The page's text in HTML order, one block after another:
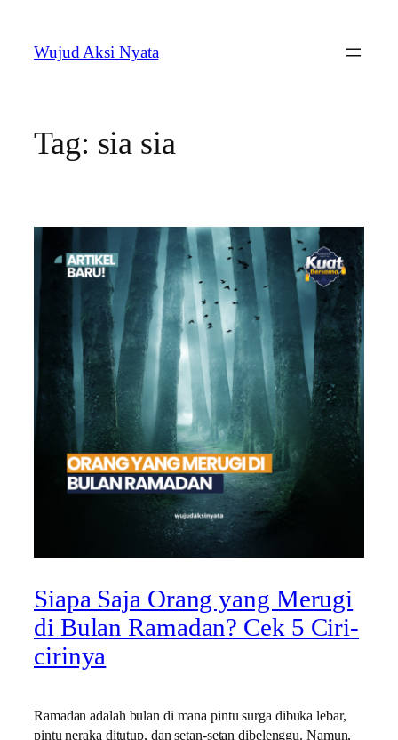
content
Wujud Aksi Nyata
Tag: sia sia
Siapa Saja Orang yang Merugi
di Bulan Ramadan? Cek 5 Ciri-
cirinya
Ramadan adalah bulan di mana pintu surga dibuka lebar,
pintu neraka ditutup, dan setan-setan dibelenggu. Namun,